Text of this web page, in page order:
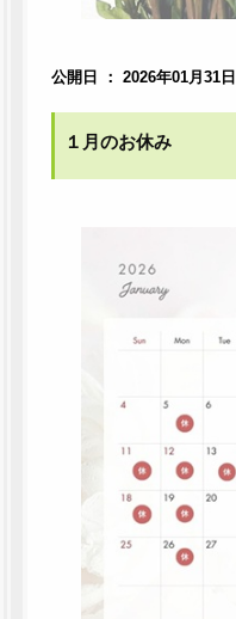
公開日 ： 2026年01月31日
１月のお休み